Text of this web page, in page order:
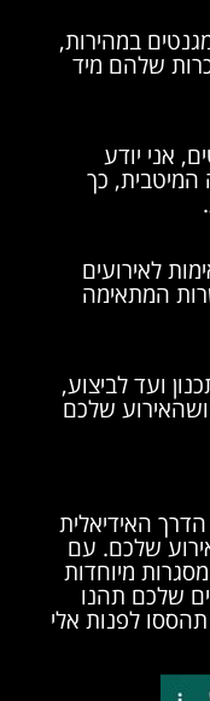
במהירות,
שלהם מיד
מגנטים, אני יודע
כך
לאירועים
המתאימה
ועד לביצוע,
שלכם
האידיאלית
שלכם. עם
מיוחדות
שלכם תהנו
לפנות אלי